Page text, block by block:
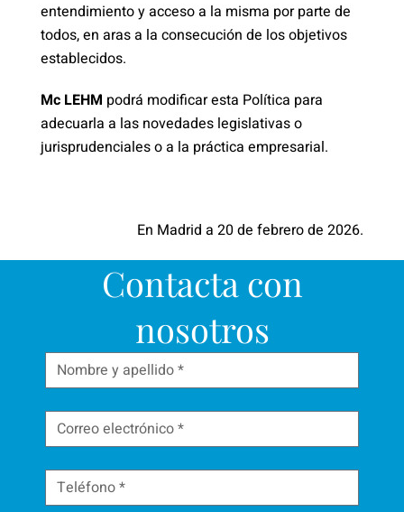
entendimiento y acceso a la misma por parte de
todos, en aras a la consecución de los objetivos
establecidos.
Mc LEHM podrá modificar esta Política para
adecuarla a las novedades legislativas o
jurisprudenciales o a la práctica empresarial.
En Madrid a 20 de febrero de 2026.
Contacta con
nosotros